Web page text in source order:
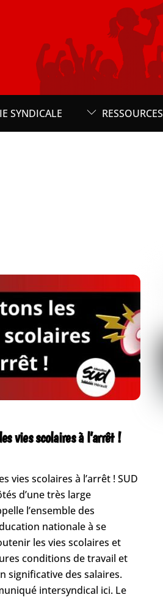
SYNDICALE RESSOURCES
vies scolaires à l’arrêt !
vies scolaires à l’arrêt ! SUD
d’une très large
l’ensemble des
nationale à se
les vies scolaires et
conditions de travail et
significative des salaires.
intersyndical ici. Le